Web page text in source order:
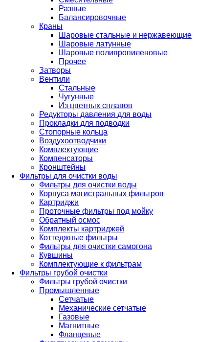
Разные
Балансировочные
Краны
Шаровые стальные и нержавеющие
Шаровые латунные
Шаровые полипропиленовые
Прочее
Затворы
Вентили
Стальные
Чугунные
Из цветных сплавов
Редукторы давления для воды
Прокладки для подводки
Стопорные кольца
Воздухоотводчики
Комплектующие
Компенсаторы
Кронштейны
Фильтры для очистки воды
Фильтры для очистки воды
Корпуса магистральных фильтров
Картриджи
Проточные фильтры под мойку
Обратный осмос
Комплекты картриджей
Коттеджные фильтры
Фильтры для очистки самогона
Кувшины
Комплектующие к фильтрам
Фильтры грубой очистки
Фильтры грубой очистки
Промышленные
Сетчатые
Механические сетчатые
Газовые
Магнитные
Фланцевые